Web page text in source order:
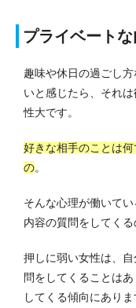
プライベート
趣味や休日の過ごし
いと感じたら、それ
性大です。
好きな相手のことは
の。
そんな心理が働いて
内容の質問をしてくる
押しに弱い女性は、
問をしてくることは
してくる傾向にありま